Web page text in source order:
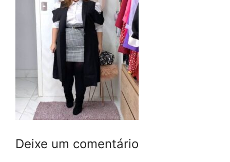
Deixe um comentário